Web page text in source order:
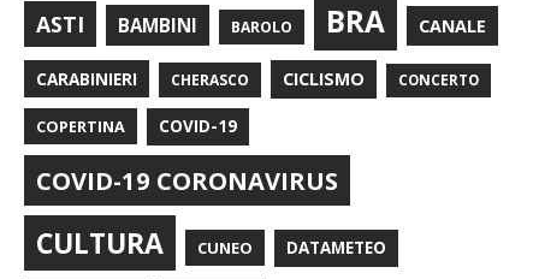
ASTI BAMBINI BAROLO BRA CANALE
CARABINIERI CHERASCO CICLISMO CONCERTO
COPERTINA COVID-19
COVID-19 CORONAVIRUS
CULTURA CUNEO DATAMETEO